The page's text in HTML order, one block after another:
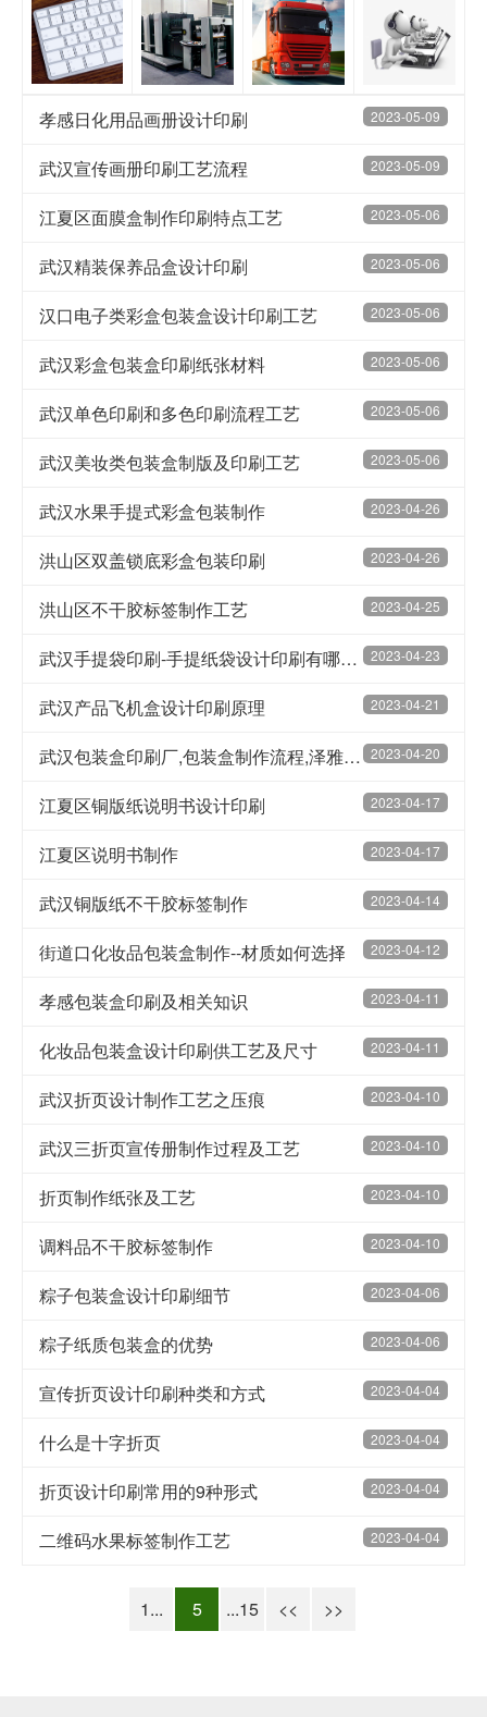
2023-05-09
孝感日化用品画册设计印刷
2023-05-09
武汉宣传画册印刷工艺流程
2023-05-06
江夏区面膜盒制作印刷特点工艺
2023-05-06
武汉精装保养品盒设计印刷
2023-05-06
汉口电子类彩盒包装盒设计印刷工艺
2023-05-06
武汉彩盒包装盒印刷纸张材料
2023-05-06
武汉单色印刷和多色印刷流程工艺
2023-05-06
武汉美妆类包装盒制版及印刷工艺
2023-04-26
武汉水果手提式彩盒包装制作
2023-04-26
洪山区双盖锁底彩盒包装印刷
2023-04-25
洪山区不干胶标签制作工艺
2023-04-23
武汉手提袋印刷-手提纸袋设计印刷有哪些工艺？
2023-04-21
武汉产品飞机盒设计印刷原理
2023-04-20
武汉包装盒印刷厂,包装盒制作流程,泽雅印刷
2023-04-17
江夏区铜版纸说明书设计印刷
2023-04-17
江夏区说明书制作
2023-04-14
武汉铜版纸不干胶标签制作
2023-04-12
街道口化妆品包装盒制作--材质如何选择
2023-04-11
孝感包装盒印刷及相关知识
2023-04-11
化妆品包装盒设计印刷供工艺及尺寸
2023-04-10
武汉折页设计制作工艺之压痕
2023-04-10
武汉三折页宣传册制作过程及工艺
2023-04-10
折页制作纸张及工艺
2023-04-10
调料品不干胶标签制作
2023-04-06
粽子包装盒设计印刷细节
2023-04-06
粽子纸质包装盒的优势
2023-04-04
宣传折页设计印刷种类和方式
2023-04-04
什么是十字折页
2023-04-04
折页设计印刷常用的9种形式
2023-04-04
二维码水果标签制作工艺
1... 5 ...15 << >>